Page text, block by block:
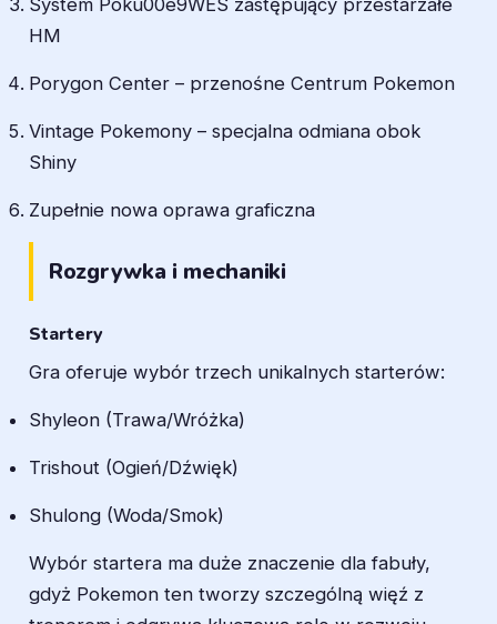
System Poku00e9WES zastępujący przestarzałe
HM
Porygon Center – przenośne Centrum Pokemon
Vintage Pokemony – specjalna odmiana obok
Shiny
Zupełnie nowa oprawa graficzna
Rozgrywka i mechaniki
Startery
Gra oferuje wybór trzech unikalnych starterów:
Shyleon (Trawa/Wróżka)
Trishout (Ogień/Dźwięk)
Shulong (Woda/Smok)
Wybór startera ma duże znaczenie dla fabuły,
gdyż Pokemon ten tworzy szczególną więź z